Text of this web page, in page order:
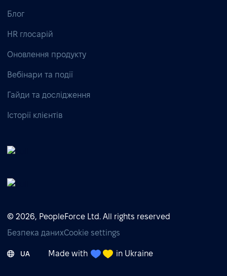
Блог
HR глосарій
Оновлення продукту
Вебінари та події
Гайди та дослідження
Історії клієнтів
© 2026, PeopleForce Ltd. All rights reserved
Безпека данихCookie settings
UA Made with in Ukraine